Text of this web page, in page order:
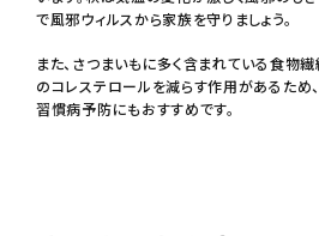
で風邪ウィルスから家族を守りましょう。
また、さつまいもに多く含まれている食物
のコレステロールを減らす作用があるため
習慣病予防にもおすすめです。